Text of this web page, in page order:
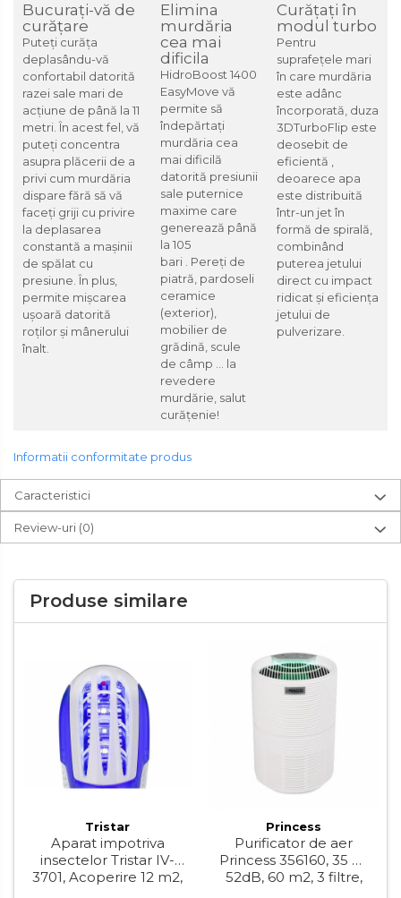
Bucurați-vă de
curățare
Puteți curăța
deplasându-vă
confortabil datorită
razei sale mari de
acțiune de până la 11
metri. În acest fel, vă
puteți concentra
asupra plăcerii de a
privi cum murdăria
dispare fără să vă
faceți griji cu privire
la deplasarea
constantă a mașinii
de spălat cu
presiune. În plus,
permite mișcarea
ușoară datorită
roților și mânerului
înalt.
Elimina
murdăria
cea mai
dificila
HidroBoost 1400
EasyMove vă
permite să
îndepărtați
murdăria cea
mai dificilă
datorită presiunii
sale puternice
maxime care
generează până
la 105
bari . Pereți de
piatră, pardoseli
ceramice
(exterior),
mobilier de
grădină, scule
de câmp ... la
revedere
murdărie, salut
curățenie!
Curățați în
modul turbo
Pentru
suprafețele mari
în care murdăria
este adânc
încorporată, duza
3DTurboFlip este
deosebit de
eficientă ,
deoarece apa
este distribuită
într-un jet în
formă de spirală,
combinând
puterea jetului
direct cu impact
ridicat și eficiența
jetului de
pulverizare.
Informatii conformitate produs
Caracteristici
Review-uri (0)
Produse similare
Tristar
Aparat impotriva
insectelor Tristar IV-
3701, Acoperire 12 m2,
Princess
Purificator de aer
Princess 356160, 35 W,
52dB, 60 m2, 3 filtre,